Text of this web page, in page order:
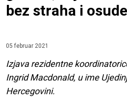
bez straha i osude
05 februar 2021
Izjava rezidentne
Ingrid Macdonald, u ime
Hercegovini.